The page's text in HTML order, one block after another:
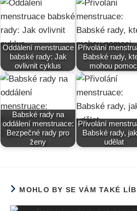
Oddálení menstruace
babské rady: Jak
ovlivnit cyklus
Přivolání
Babské rady,
mohou
Babské rady na
oddálení menstruace:
Bezpečné rady pro
ženy
Přivolání
Babské rady,
udělat
MOHLO BY SE VÁM TAKÉ